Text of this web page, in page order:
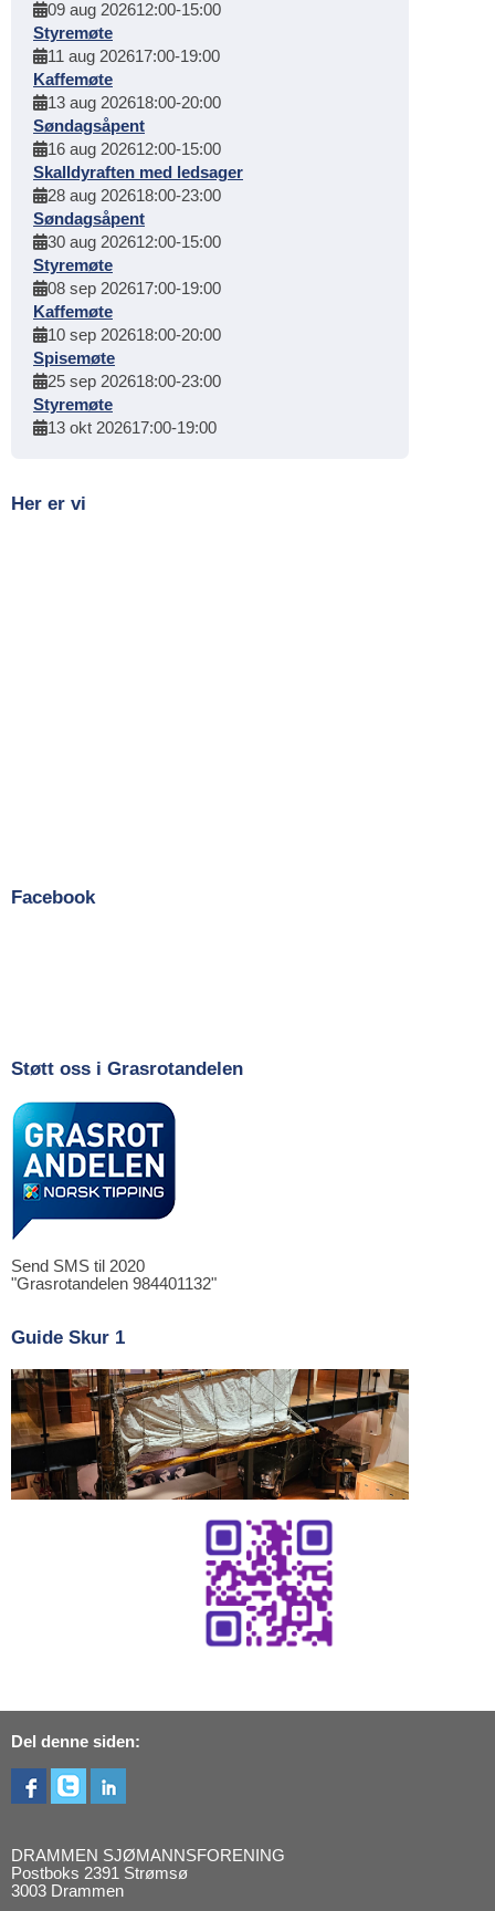
09 aug 202612:00-15:00
Styremøte
11 aug 202617:00-19:00
Kaffemøte
13 aug 202618:00-20:00
Søndagsåpent
16 aug 202612:00-15:00
Skalldyraften med ledsager
28 aug 202618:00-23:00
Søndagsåpent
30 aug 202612:00-15:00
Styremøte
08 sep 202617:00-19:00
Kaffemøte
10 sep 202618:00-20:00
Spisemøte
25 sep 202618:00-23:00
Styremøte
13 okt 202617:00-19:00
Her er vi
Facebook
Støtt oss i Grasrotandelen
Send SMS til 2020
"Grasrotandelen 984401132"
Guide Skur 1
Del denne siden:
DRAMMEN SJØMANNSFORENING
Postboks 2391 Strømsø
3003 Drammen